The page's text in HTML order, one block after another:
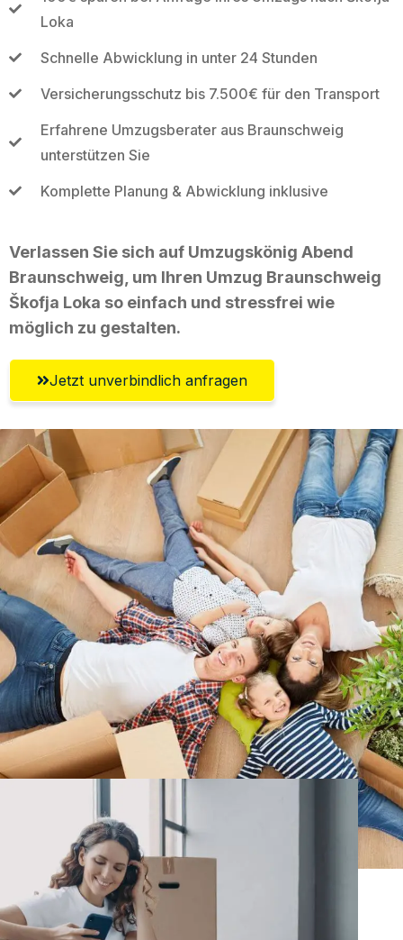
Loka
Schnelle Abwicklung in unter 24 Stunden
Versicherungsschutz bis 7.500€ für den Transport
Erfahrene Umzugsberater aus Braunschweig
unterstützen Sie
Komplette Planung & Abwicklung inklusive
Verlassen Sie sich auf Umzugskönig Abend
Braunschweig, um Ihren Umzug Braunschweig
Škofja Loka so einfach und stressfrei wie
möglich zu gestalten.
Jetzt unverbindlich anfragen